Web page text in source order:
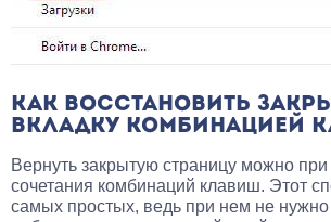
КАК ВОССТАНОВИТЬ
ВКЛАДКУ КОМБИНАЦИЕЙ
Вернуть закрытую страницу можно
сочетания комбинаций клавиш. Этот
самых простых, ведь при нем не нужно